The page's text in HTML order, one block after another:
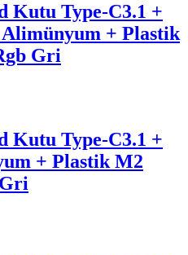
Kutu Type-C3.1 +
+ Plastik
Gri
Kutu Type-C3.1 +
+ Plastik M2